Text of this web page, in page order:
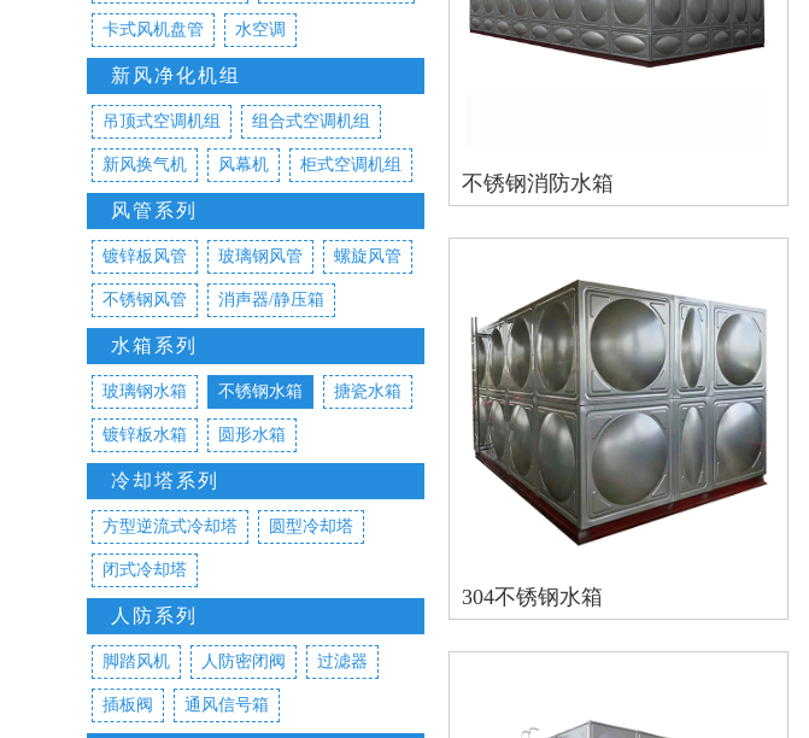
卡式风机盘管 水空调
新风净化机组
吊顶式空调机组 组合式空调机组
新风换气机 风幕机 柜式空调机组
风管系列
镀锌板风管 玻璃钢风管 螺旋风管
不锈钢风管 消声器/静压箱
水箱系列
玻璃钢水箱 不锈钢水箱 搪瓷水箱
镀锌板水箱 圆形水箱
冷却塔系列
方型逆流式冷却塔 圆型冷却塔
闭式冷却塔
人防系列
脚踏风机 人防密闭阀 过滤器
插板阀 通风信号箱
不锈钢消防水箱
304不锈钢水箱